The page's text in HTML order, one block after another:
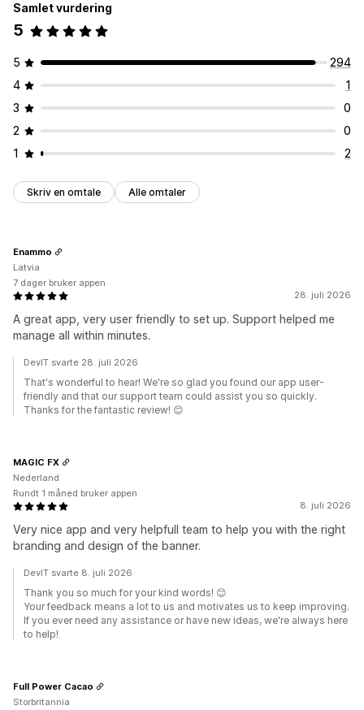
Samlet vurdering
5
5
294
4
1
3
0
2
0
1
2
Skriv en omtale Alle omtaler
28. juli 2026
A great app, very user friendly to set up. Support helped me
manage all within minutes.
Enammo
Latvia
7 dager bruker appen
DevIT svarte 28. juli 2026
That's wonderful to hear! We're so glad you found our app user-
friendly and that our support team could assist you so quickly.
Thanks for the fantastic review! 😊
8. juli 2026
Very nice app and very helpfull team to help you with the right
branding and design of the banner.
MAGIC FX
Nederland
Rundt 1 måned bruker appen
DevIT svarte 8. juli 2026
Thank you so much for your kind words! 😊
Your feedback means a lot to us and motivates us to keep improving.
If you ever need any assistance or have new ideas, we're always here
to help!
Full Power Cacao
Storbritannia